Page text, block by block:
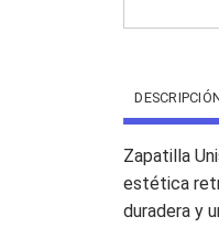
Zapatilla
estética
duradera y